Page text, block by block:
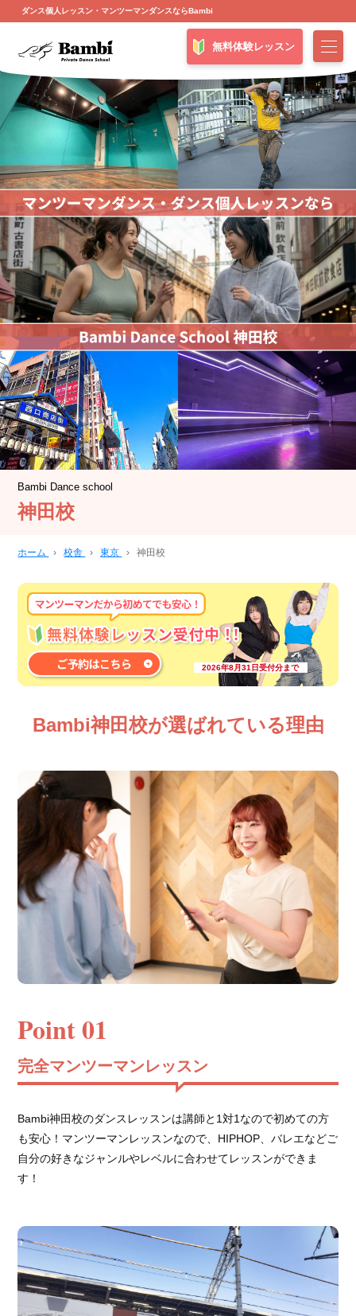
ダンス個人レッスン・マンツーマンダンスならBambi
無料体験レッスン
Bambi Dance school
神田校
ホーム › 校舎 › 東京 › 神田校
2026年8月31日受付分まで
Bambi神田校が選ばれている理由
Point 01
完全マンツーマンレッスン
Bambi神田校のダンスレッスンは講師と1対1なので初めての方
も安心！マンツーマンレッスンなので、HIPHOP、バレエなどご
自分の好きなジャンルやレベルに合わせてレッスンができま
す！